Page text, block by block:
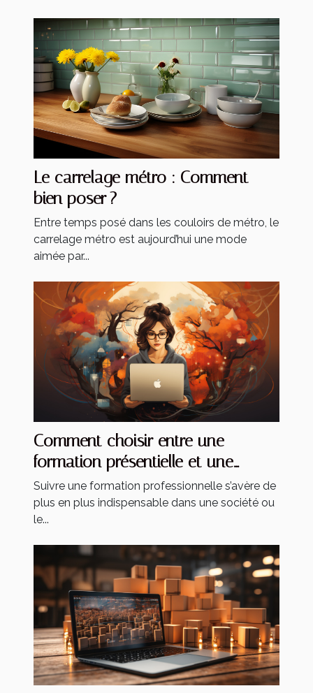
Le carrelage métro : Comment
bien poser ?
Entre temps posé dans les couloirs de métro, le
carrelage métro est aujourd’hui une mode
aimée par...
Comment choisir entre une
formation présentielle et une
formation à distance ?
Suivre une formation professionnelle s’avère de
plus en plus indispensable dans une société ou
le...